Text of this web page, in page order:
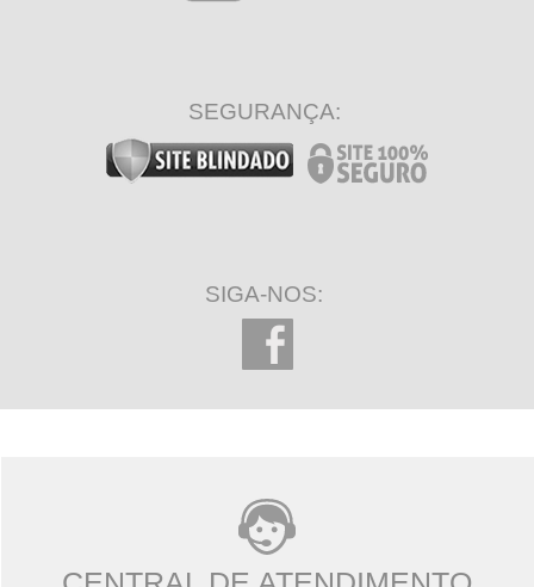
SEGURANÇA:
SIGA-NOS: